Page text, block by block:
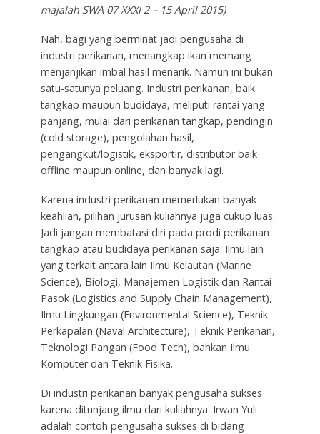
majalah SWA 07 XXXI 2 – 15 April 2015)
Nah, bagi yang berminat jadi pengusaha di
industri perikanan, menangkap ikan memang
menjanjikan imbal hasil menarik. Namun ini bukan
satu-satunya peluang. Industri perikanan, baik
tangkap maupun budidaya, meliputi rantai yang
panjang, mulai dari perikanan tangkap, pendingin
(cold storage), pengolahan hasil,
pengangkut/logistik, eksportir, distributor baik
offline maupun online, dan banyak lagi.
Karena industri perikanan memerlukan banyak
keahlian, pilihan jurusan kuliahnya juga cukup luas.
Jadi jangan membatasi diri pada prodi perikanan
tangkap atau budidaya perikanan saja. Ilmu lain
yang terkait antara lain Ilmu Kelautan (Marine
Science), Biologi, Manajemen Logistik dan Rantai
Pasok (Logistics and Supply Chain Management),
Ilmu Lingkungan (Environmental Science), Teknik
Perkapalan (Naval Architecture), Teknik Perikanan,
Teknologi Pangan (Food Tech), bahkan Ilmu
Komputer dan Teknik Fisika.
Di industri perikanan banyak pengusaha sukses
karena ditunjang ilmu dari kuliahnya. Irwan Yuli
adalah contoh pengusaha sukses di bidang